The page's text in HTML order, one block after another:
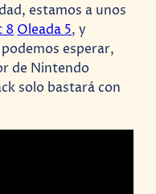
estamos a unos
8 Oleada 5, y
esperar,
de Nintendo
solo bastará con